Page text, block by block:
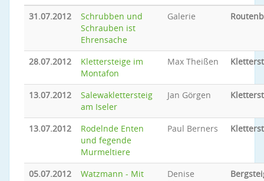
31.07.2012
Schrubben und
Schrauben ist
Ehrensache
Galerie
28.07.2012
Klettersteige im
Montafon
Max Theißen
13.07.2012
Salewaklettersteig
am Iseler
Jan Görgen
13.07.2012
Rodelnde Enten
und fegende
Murmeltiere
Paul Berners
05.07.2012
Watzmann - Mit
Denise